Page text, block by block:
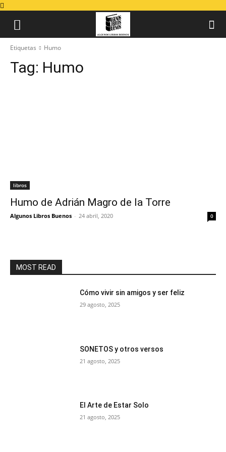
Etiquetas Humo
Tag: Humo
libros
Humo de Adrián Magro de la Torre
Algunos Libros Buenos - 24 abril, 2020 0
MOST READ
Cómo vivir sin amigos y ser feliz
29 agosto, 2025
SONETOS y otros versos
21 agosto, 2025
El Arte de Estar Solo
21 agosto, 2025